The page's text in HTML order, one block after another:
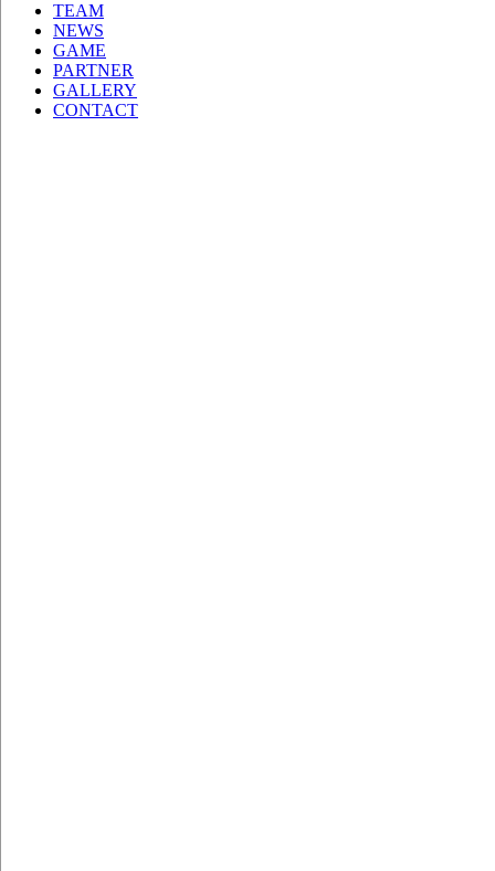
TEAM
NEWS
GAME
PARTNER
GALLERY
CONTACT